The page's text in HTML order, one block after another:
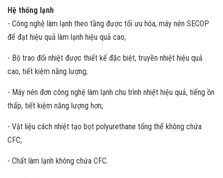
Hệ thống lạnh
- Công nghệ làm lạnh theo tầng được tối ưu hóa, máy nén SECOP
để đạt hiệu quả làm lạnh hiệu quả cao;
- Bộ trao đổi nhiệt được thiết kế đặc biệt, truyền nhiệt hiệu quả
cao, tiết kiệm năng lượng;
- Máy nén đơn công nghệ làm lạnh chu trình nhiệt hiệu quả, tiếng ồn
thấp, tiết kiệm năng lượng hơn;
- Vật liệu cách nhiệt tạo bọt polyurethane tổng thể không chứa
CFC;
- Chất làm lạnh không chứa CFC.